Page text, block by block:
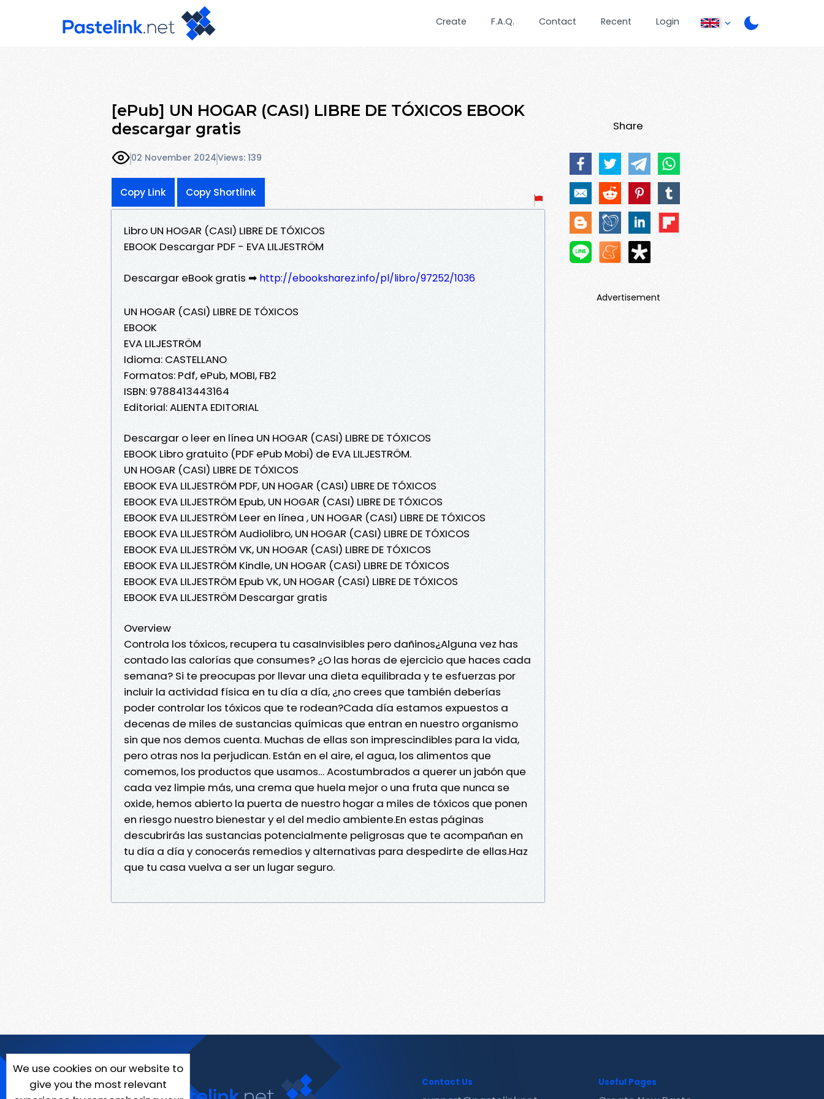
Create F.A.Q. Contact Recent Login
[ePub] UN HOGAR (CASI) LIBRE DE TÓXICOS EBOOK
descargar gratis
02 November 2024Views: 139
Copy Link Copy Shortlink
Libro UN HOGAR (CASI) LIBRE DE TÓXICOS
EBOOK Descargar PDF - EVA LILJESTRÖM
Descargar eBook gratis ➡ http://ebooksharez.info/pl/libro/97252/1036
UN HOGAR (CASI) LIBRE DE TÓXICOS
EBOOK
EVA LILJESTRÖM
Idioma: CASTELLANO
Formatos: Pdf, ePub, MOBI, FB2
ISBN: 9788413443164
Editorial: ALIENTA EDITORIAL
Descargar o leer en línea UN HOGAR (CASI) LIBRE DE TÓXICOS
EBOOK Libro gratuito (PDF ePub Mobi) de EVA LILJESTRÖM.
UN HOGAR (CASI) LIBRE DE TÓXICOS
EBOOK EVA LILJESTRÖM PDF, UN HOGAR (CASI) LIBRE DE TÓXICOS
EBOOK EVA LILJESTRÖM Epub, UN HOGAR (CASI) LIBRE DE TÓXICOS
EBOOK EVA LILJESTRÖM Leer en línea , UN HOGAR (CASI) LIBRE DE TÓXICOS
EBOOK EVA LILJESTRÖM Audiolibro, UN HOGAR (CASI) LIBRE DE TÓXICOS
EBOOK EVA LILJESTRÖM VK, UN HOGAR (CASI) LIBRE DE TÓXICOS
EBOOK EVA LILJESTRÖM Kindle, UN HOGAR (CASI) LIBRE DE TÓXICOS
EBOOK EVA LILJESTRÖM Epub VK, UN HOGAR (CASI) LIBRE DE TÓXICOS
EBOOK EVA LILJESTRÖM Descargar gratis
Overview
Controla los tóxicos, recupera tu casaInvisibles pero dañinos¿Alguna vez has
contado las calorías que consumes? ¿O las horas de ejercicio que haces cada
semana? Si te preocupas por llevar una dieta equilibrada y te esfuerzas por
incluir la actividad física en tu día a día, ¿no crees que también deberías
poder controlar los tóxicos que te rodean?Cada día estamos expuestos a
decenas de miles de sustancias químicas que entran en nuestro organismo
sin que nos demos cuenta. Muchas de ellas son imprescindibles para la vida,
pero otras nos la perjudican. Están en el aire, el agua, los alimentos que
comemos, los productos que usamos… Acostumbrados a querer un jabón que
cada vez limpie más, una crema que huela mejor o una fruta que nunca se
oxide, hemos abierto la puerta de nuestro hogar a miles de tóxicos que ponen
en riesgo nuestro bienestar y el del medio ambiente.En estas páginas
descubrirás las sustancias potencialmente peligrosas que te acompañan en
tu día a día y conocerás remedios y alternativas para despedirte de ellas.Haz
que tu casa vuelva a ser un lugar seguro.
Share
Advertisement
We use cookies on our website to
give you the most relevant
Contact Us Useful Pages